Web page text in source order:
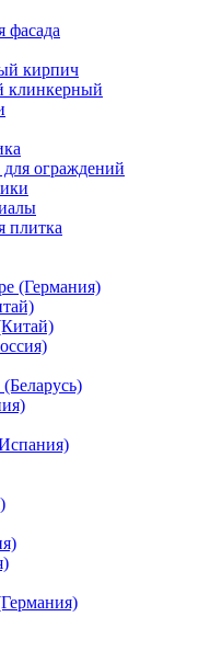
фасада
кирпич
клинкерный
ограждений
плитка
(Германия)